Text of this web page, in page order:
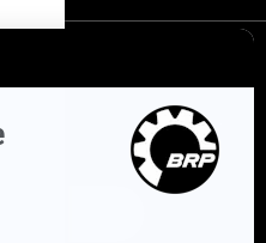
les dernières nouvelles, les
les offres.